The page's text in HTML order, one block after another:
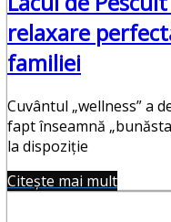
relaxare
familiei
Cuvântul „wellness” a
fapt înseamnă
la dispoziție
Citește mai mult